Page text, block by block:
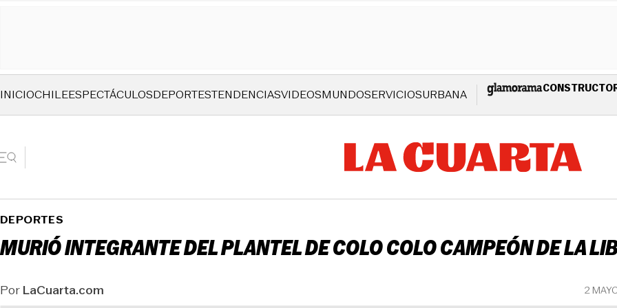
INICIOCHILEESPECTÁCULOSDEPORTESTENDENCIASVIDEOSMUNDOSERVICIOSURBANA
DEPORTES
MURIÓ INTEGRANTE DEL PLANTEL DE COLO COLO CAMPEÓN DE LA
PorLaCuarta.com 2